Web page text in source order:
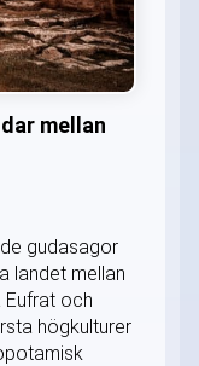
mellan
gudasagor
landet mellan
Eufrat och
högkulturer